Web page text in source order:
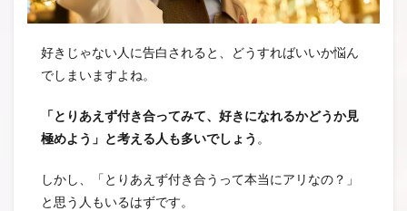
好きじゃない人に告白されると、どうすればいいか悩ん
でしまいますよね。
「とりあえず付き合ってみて、好きになれるかどうか見
極めよう」と考える人も多いでしょう 。
しかし、「とりあえず付き合うって本当にアリなの？」
と思う人もいるはずです。